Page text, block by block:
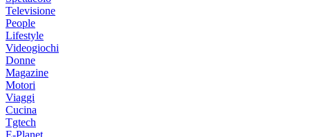
Televisione
People
Lifestyle
Videogiochi
Donne
Magazine
Motori
Viaggi
Cucina
Tgtech
E-Planet